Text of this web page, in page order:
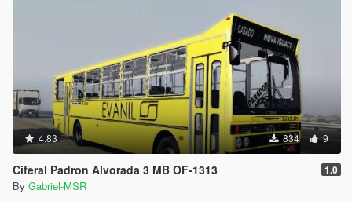
4.83 834 9
Ciferal Padron Alvorada 3 MB OF-1313 1.0
By Gabriel-MSR